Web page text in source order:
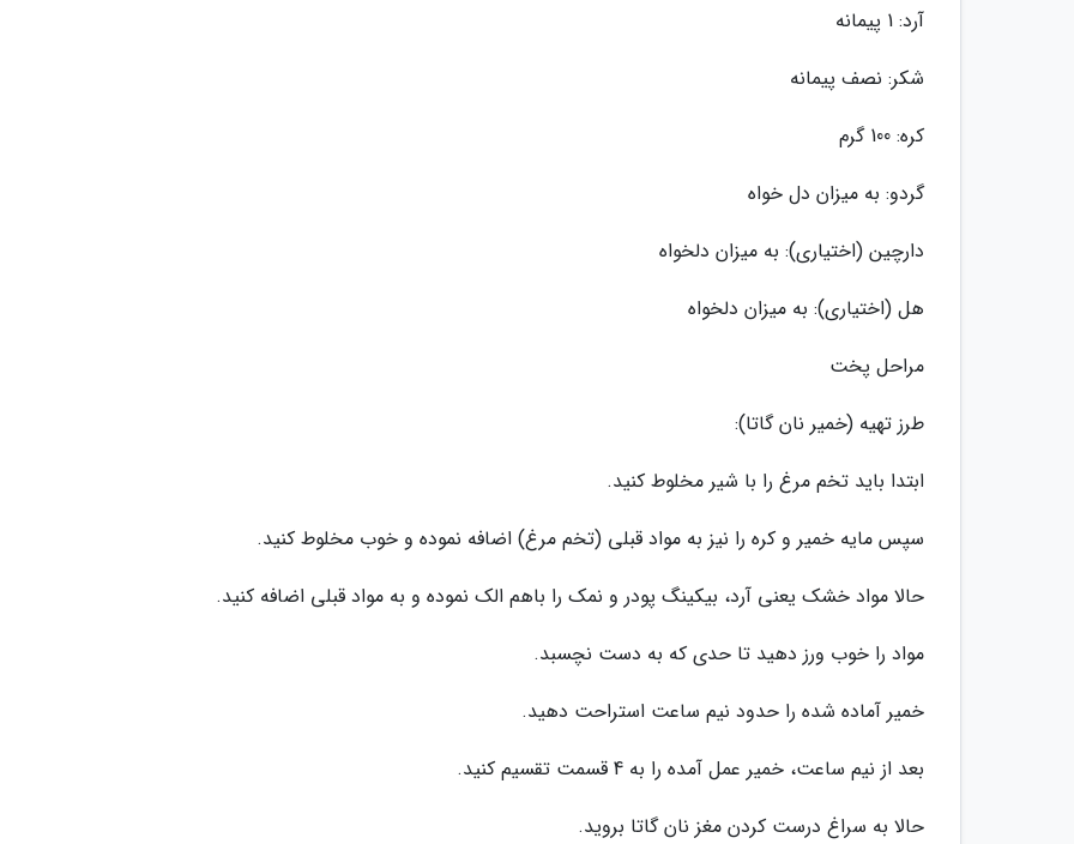
آرد: 1 پیمانه
شکر: نصف پیمانه
کره: 100 گرم
گردو: به میزان دل خواه
دارچین (اختیاری): به میزان دلخواه
هل (اختیاری): به میزان دلخواه
مراحل پخت
طرز تهیه (خمیر نان گاتا):
ابتدا باید تخم مرغ را با شیر مخلوط کنید.
سپس مایه خمیر و کره را نیز به مواد قبلی (تخم مرغ) اضافه نموده و خوب مخلوط کنید.
حالا مواد خشک یعنی آرد، بیکینگ پودر و نمک را باهم الک نموده و به مواد قبلی اضافه کنید.
مواد را خوب ورز دهید تا حدی که به دست نچسبد.
خمیر آماده شده را حدود نیم ساعت استراحت دهید.
بعد از نیم ساعت، خمیر عمل آمده را به 4 قسمت تقسیم کنید.
حالا به سراغ درست کردن مغز نان گاتا بروید.